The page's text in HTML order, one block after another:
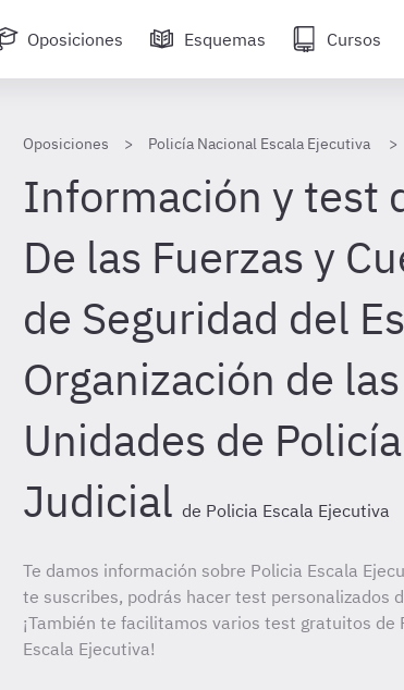
Oposiciones Esquemas Cursos
Oposiciones Policía Nacional Escala Ejecutiva
Información y test
De las Fuerzas y
de Seguridad del
Organización de las
Unidades de Policía
Judicial de Policia Escala Ejecutiva
Te damos información sobre Policia Escala
te suscribes, podrás hacer test personalizados
¡También te facilitamos varios test gratuitos de
Escala Ejecutiva!